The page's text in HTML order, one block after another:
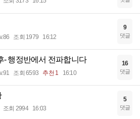
조회 1979 16:12
9
댓글
- 행정반에서 전파합니다
조회 6593 추천 1 16:10
16
댓글
조회 2994 16:03
5
댓글